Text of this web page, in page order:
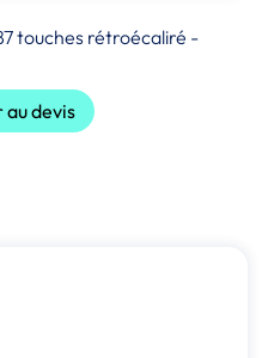
touches rétroécaliré -
devis